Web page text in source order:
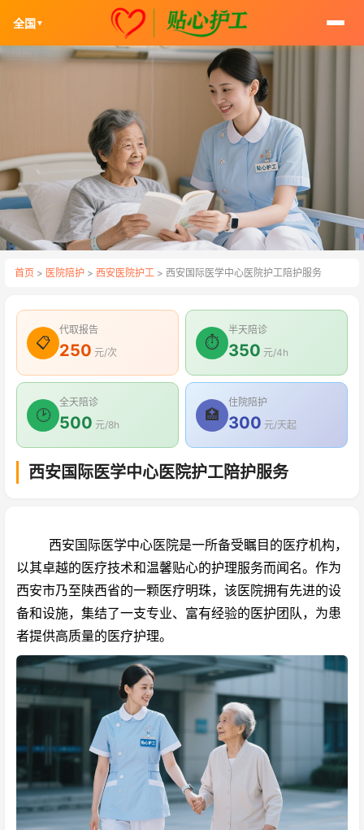
全国 ▼
首页 > 医院陪护 > 西安医院护工 > 西安国际医学中心医院护工陪护服务
📋
代取报告
250 元/次
⏱
半天陪诊
350 元/4h
🕑
全天陪诊
500 元/8h
🏥
住院陪护
300 元/天起
西安国际医学中心医院护工陪护服务
西安国际医学中心医院是一所备受瞩目的医疗机构，
以其卓越的医疗技术和温馨贴心的护理服务而闻名。作为
西安市乃至陕西省的一颗医疗明珠，该医院拥有先进的设
备和设施，集结了一支专业、富有经验的医护团队，为患
者提供高质量的医疗护理。